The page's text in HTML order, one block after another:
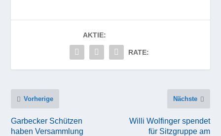
AKTIE:
RATE:
Vorherige
Garbecker Schützen
haben Versammlung
Nächste
Willi Wolfinger spendet
für Sitzgruppe am